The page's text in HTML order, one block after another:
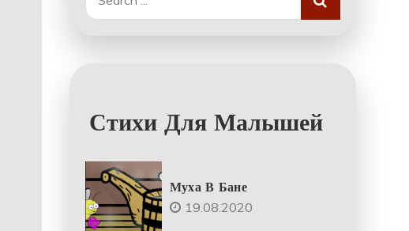
for:
Стихи Для Малышей
Муха В Бане
19.08.2020